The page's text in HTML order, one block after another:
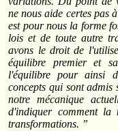
ne nous aide certes pas
est pour nous la forme
lois et de toute autre
avons le droit de
équilibre premier et
l'équilibre pour ainsi
concepts qui sont
notre mécanique
d'indiquer comment
transformations. ”